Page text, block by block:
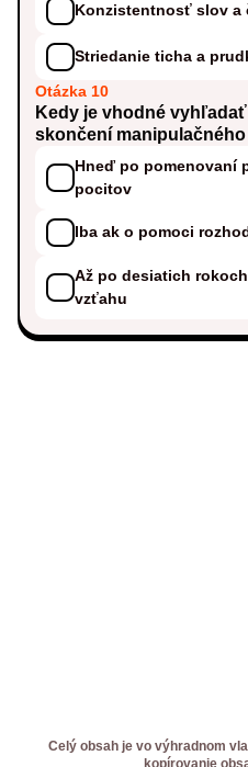
Konzistentnosť slov a
Striedanie ticha a
Otázka 10
Kedy je vhodné
skončení
Hneď po pomenovaní
pocitov
Iba ak o pomoci
Až po desiatich
vzťahu
Celý obsah je vo výhradnom